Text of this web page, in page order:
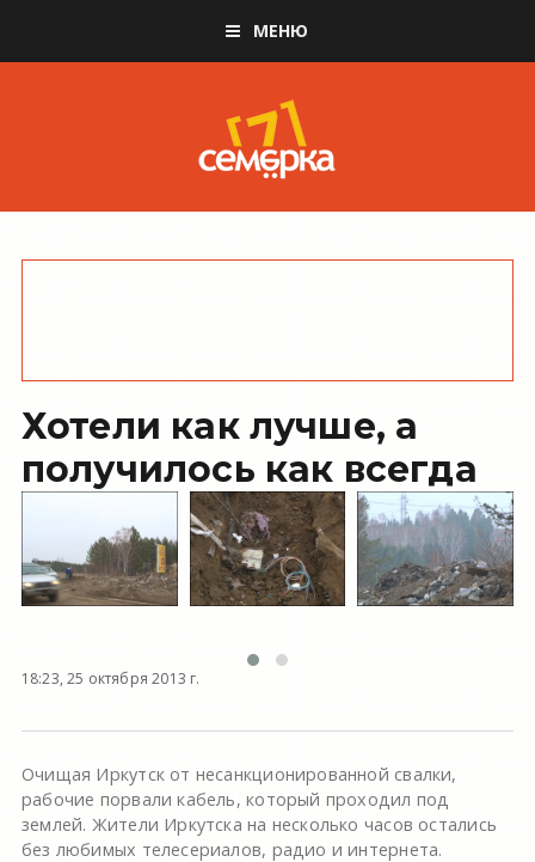
МЕНЮ
Хотели как лучше, а
получилось как всегда
18:23, 25 октября 2013 г.
Очищая Иркутск от несанкционированной свалки,
рабочие порвали кабель, который проходил под
землей. Жители Иркутска на несколько часов остались
без любимых телесериалов, радио и интернета.